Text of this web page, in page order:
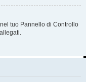
tuo Pannello di Controllo